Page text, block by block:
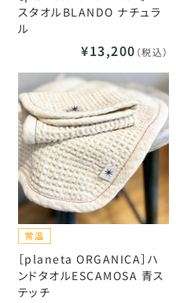
スタオルBLANDO ナチュラ
ル
¥13,200 （税込）
［planeta ORGANICA］ハ
ンドタオルESCAMOSA 青ス
テッチ